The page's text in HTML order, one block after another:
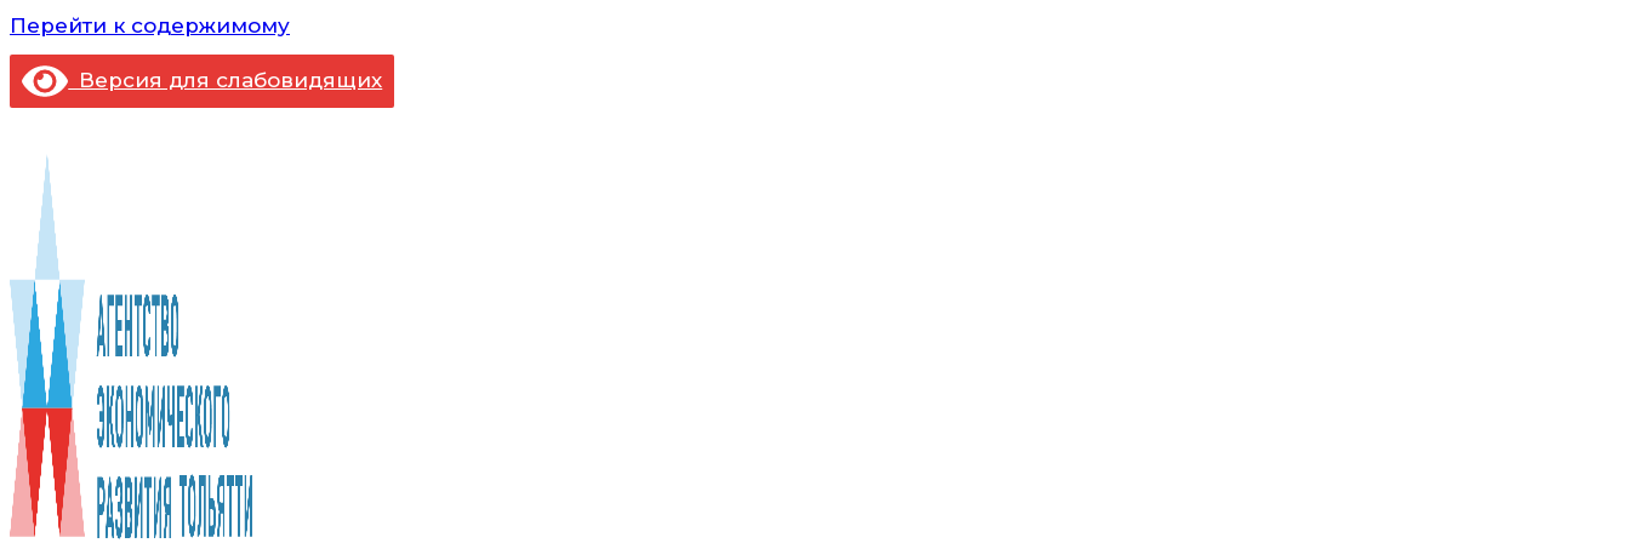
Перейти к содержимому
Версия для слабовидящих